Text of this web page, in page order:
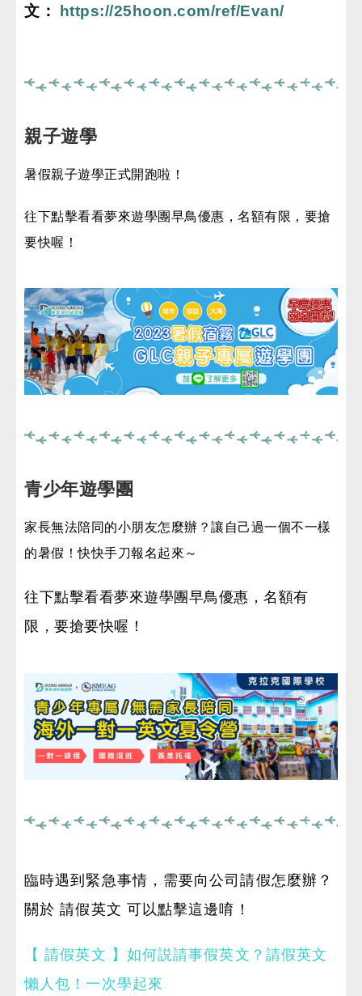
文 ： https://25hoon.com/ref/Evan/
親子遊學
暑假親子遊學正式開跑啦！
往下點擊看看夢來遊學團早鳥優惠，名額有限，要搶
要快喔！
青少年遊學團
家長無法陪同的小朋友怎麼辦？讓自己過一個不一樣
的暑假！快快手刀報名起來～
往下點擊看看夢來遊學團早鳥優惠，名額有
限，要搶要快喔！
臨時遇到緊急事情，需要向公司請假怎麼辦？
關於 請假英文 可以點擊這邊唷！
【 請假英文 】如何説請事假英文？請假英文
懶人包！一次學起來